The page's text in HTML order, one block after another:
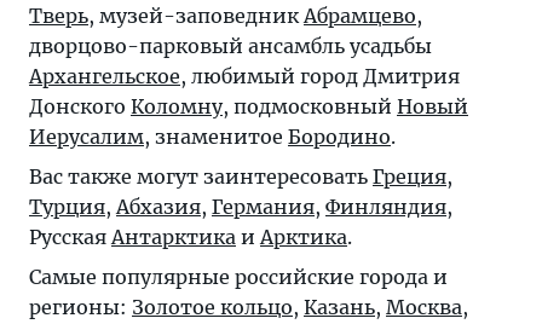
Тверь, музей-заповедникАбрамцево,
дворцово-парковый ансамбль усадьбы
Архангельское, любимый город Дмитрия
Донского Коломну, подмосковный Новый
Иерусалим, знаменитое Бородино.
Вас также могут заинтересовать Греция,
Турция,Абхазия, Германия, Финляндия,
РусскаяАнтарктика иАрктика.
Самые популярные российские города и
регионы: Золотое кольцо, Казань, Москва,